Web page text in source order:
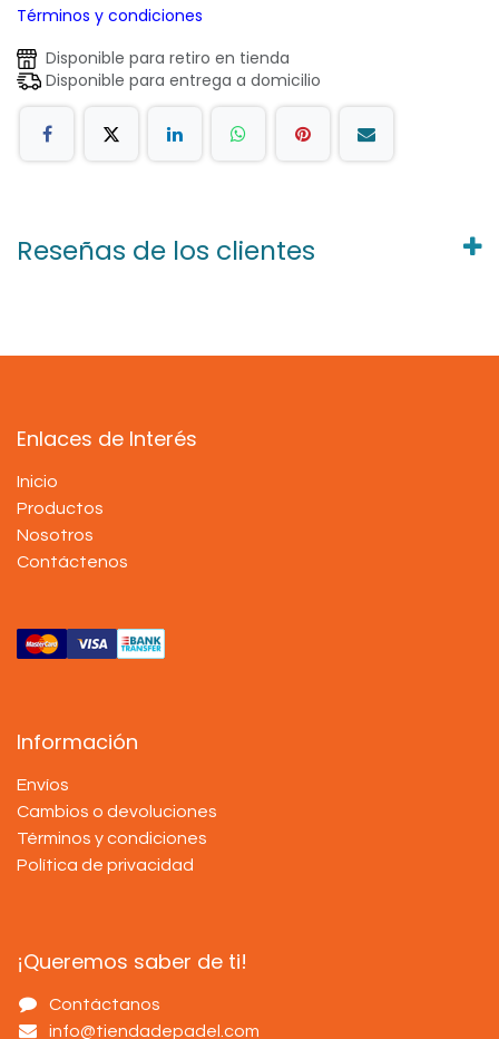
Términos y condiciones
Disponible para retiro en tienda
Disponible para entrega a domicilio
Reseñas de los clientes
Enlaces de Interés
Inicio
Productos
Nosotros
Contáctenos
Información
Envíos
Cambios o devoluciones
Términos y condiciones
Política de privacidad
¡Queremos saber de ti!
Contáctanos
info@tiendadepadel.com